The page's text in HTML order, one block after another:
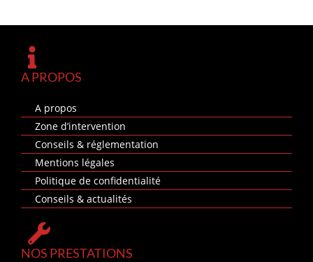
A PROPOS
A propos
Zone d’intervention
Conseils & réglementation
Mentions légales
Politique de confidentialité
Conseils & actualités
NOS PRESTATIONS